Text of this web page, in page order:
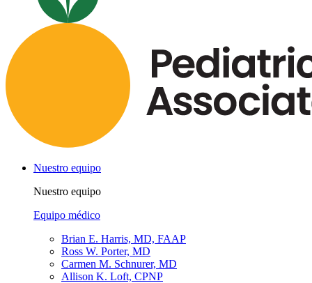
Nuestro equipo
Nuestro equipo
Equipo médico
Brian E. Harris, MD, FAAP
Ross W. Porter, MD
Carmen M. Schnurer, MD
Allison K. Loft, CPNP